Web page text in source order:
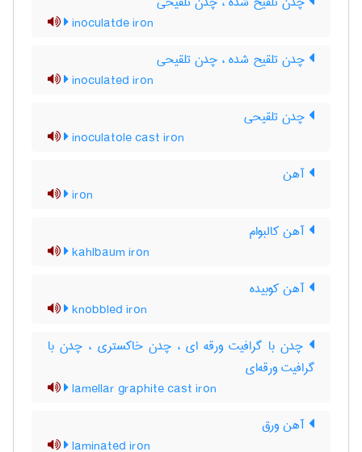
inoculatde iron
چدن تلقیح شده ، چدن تلقیحی
inoculated iron
چدن تلقیحی
inoculatole cast iron
آهن
iron
آهن کالبوام
kahlbaum iron
آهن کوبیده
knobbled iron
چدن با گرافیت ورقه ای ، چدن خاکستری ، چدن با
گرافیت ورقه‌ای
lamellar graphite cast iron
آهن ورق
laminated iron